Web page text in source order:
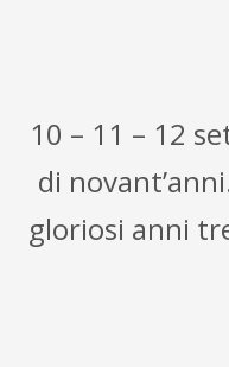
10 – 11 – 12
di
gloriosi anni